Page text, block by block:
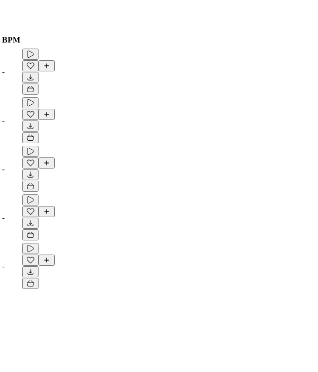
BPM
-
-
-
-
-